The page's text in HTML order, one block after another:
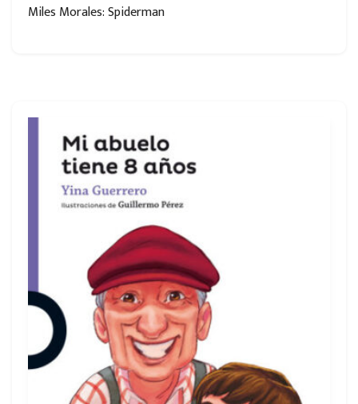
Miles Morales: Spiderman